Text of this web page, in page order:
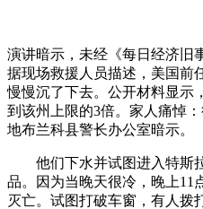
演讲暗示，未经《每日经济旧
据现场救援人员描述，美国前
慢慢沉了下去。公开材料显示
到该州上限的3倍。家人痛悼
地布兰科县警长办公室暗示。
他们下水并试图进入特斯
品。因为当晚天很冷，晚上11
灭亡。试图打破车窗，有人拨